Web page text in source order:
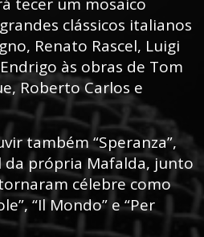
clássicos italianos
Renato Rascel, Luigi
às obras de Tom
Roberto Carlos e
também “Speranza”,
da própria Mafalda, junto
célebre como
“Il Mondo” e “Per